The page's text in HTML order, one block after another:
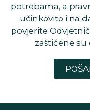
potrebama, a
učinkovito i na
povjerite
zaštićene